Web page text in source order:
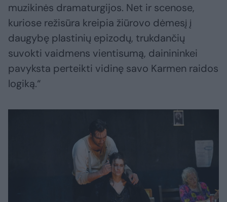
muzikinės dramaturgijos. Net ir scenose,
kuriose režisūra kreipia žiūrovo dėmesį į
daugybę plastinių epizodų, trukdančių
suvokti vaidmens vientisumą, dainininkei
pavyksta perteikti vidinę savo Karmen raidos
logiką.“